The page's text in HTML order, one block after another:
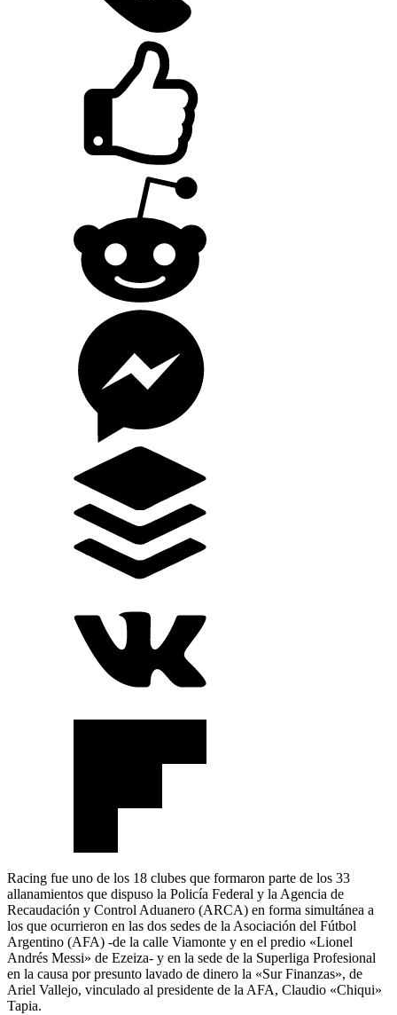
Racing fue uno de los 18 clubes que formaron parte de los 33
allanamientos que dispuso la Policía Federal y la Agencia de
Recaudación y Control Aduanero (ARCA) en forma simultánea a
los que ocurrieron en las dos sedes de la Asociación del Fútbol
Argentino (AFA) -de la calle Viamonte y en el predio «Lionel
Andrés Messi» de Ezeiza- y en la sede de la Superliga Profesional
en la causa por presunto lavado de dinero la «Sur Finanzas», de
Ariel Vallejo, vinculado al presidente de la AFA, Claudio «Chiqui»
Tapia.